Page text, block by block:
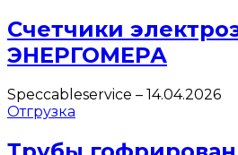
Счетчики
ЭНЕРГОМЕРА
Speccableservice – 14.04.2026
Отгрузка